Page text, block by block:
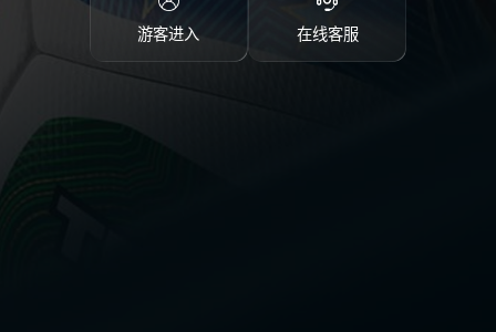
游客进入 在线客服